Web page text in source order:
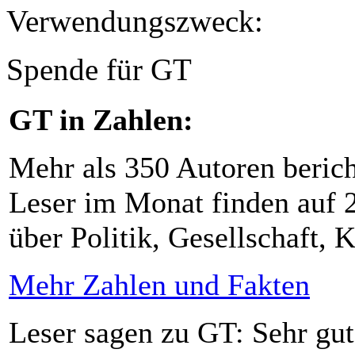
Verwendungszweck:
Spende für GT
GT in Zahlen:
Mehr als 350 Autoren
Leser im Monat finden auf
über Politik, Gesellschaft,
Mehr Zahlen und Fakten
Leser sagen zu GT: Sehr